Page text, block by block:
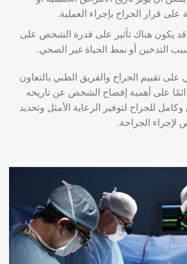
على قرار الجراح بإجراء العملية.
قد يكون هناك تأثير على قدرة الشخص على
التدخين أو نمط الحياة غير الصحي.
على تقييم الجراح والفريق الطبي بالتعاون
على أهمية إفصاح الشخص عن تاريخه
للجراح لتوفير الرعاية الأمثل وتحديد
الجراحة.